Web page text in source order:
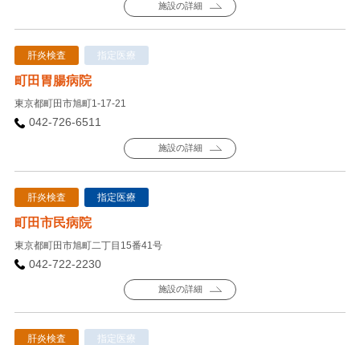
施設の詳細
肝炎検査 指定医療
町田胃腸病院
東京都町田市旭町1-17-21
042-726-6511
施設の詳細
肝炎検査 指定医療
町田市民病院
東京都町田市旭町二丁目15番41号
042-722-2230
施設の詳細
肝炎検査 指定医療